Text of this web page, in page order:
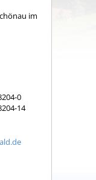
im
0
14